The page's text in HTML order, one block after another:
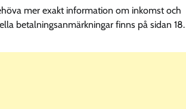
mer exakt information om inkomst och
betalningsanmärkningar finns på sidan 18.